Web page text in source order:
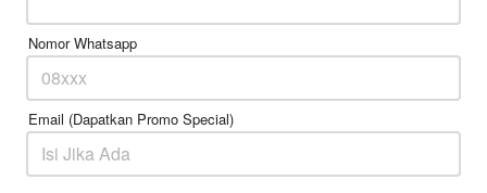
Nomor Whatsapp
Email (Dapatkan Promo Special)